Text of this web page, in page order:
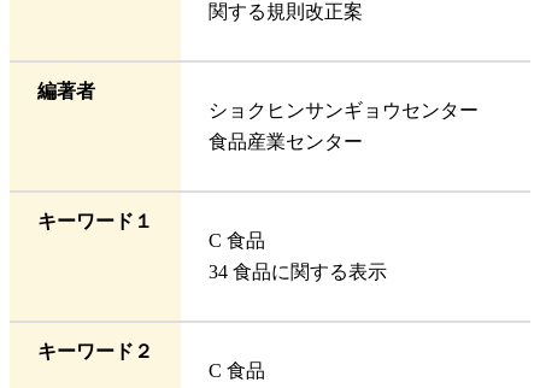
関する規則改正案
編著者
ショクヒンサンギョウセンター
食品産業センター
キーワード１
C 食品
34 食品に関する表示
キーワード２
C 食品